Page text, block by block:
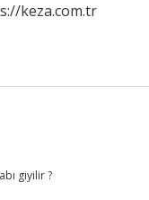
keza.com.tr
giyilir ?